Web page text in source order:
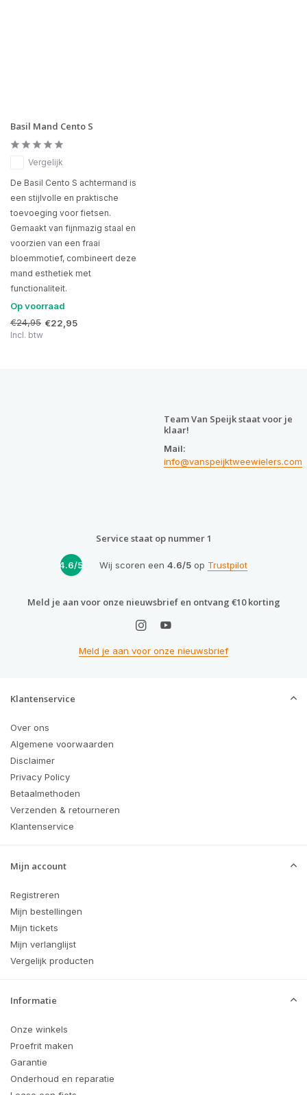
Basil Mand Cento S
Vergelijk
De Basil Cento S achtermand is
een stijlvolle en praktische
toevoeging voor fietsen.
Gemaakt van fijnmazig staal en
voorzien van een fraai
bloemmotief, combineert deze
mand esthetiek met
functionaliteit.
Op voorraad
€24,95 €22,95
Incl. btw
Team Van Speijk staat voor je
klaar!
Mail:
info@vanspeijktweewielers.com
Service staat op nummer 1
4.6/5 Wij scoren een 4.6/5op Trustpilot
Meld je aan voor onze nieuwsbrief en ontvang €10 korting
Meld je aan voor onze nieuwsbrief
Klantenservice
Over ons
Algemene voorwaarden
Disclaimer
Privacy Policy
Betaalmethoden
Verzenden & retourneren
Klantenservice
Mijn account
Registreren
Mijn bestellingen
Mijn tickets
Mijn verlanglijst
Vergelijk producten
Informatie
Onze winkels
Proefrit maken
Garantie
Onderhoud en reparatie